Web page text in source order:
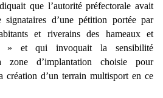
que l’autorité préfectorale avait
d’une pétition portée par
et riverains des hameaux et
» et qui invoquait la sensibilité
zone d’implantation choisie pour
création d’un terrain multisport en ce